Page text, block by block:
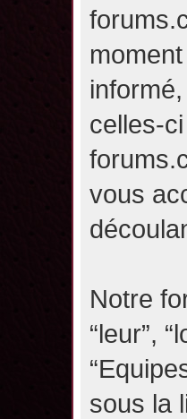
celles-
vous
Notre
“leur”,
sous la